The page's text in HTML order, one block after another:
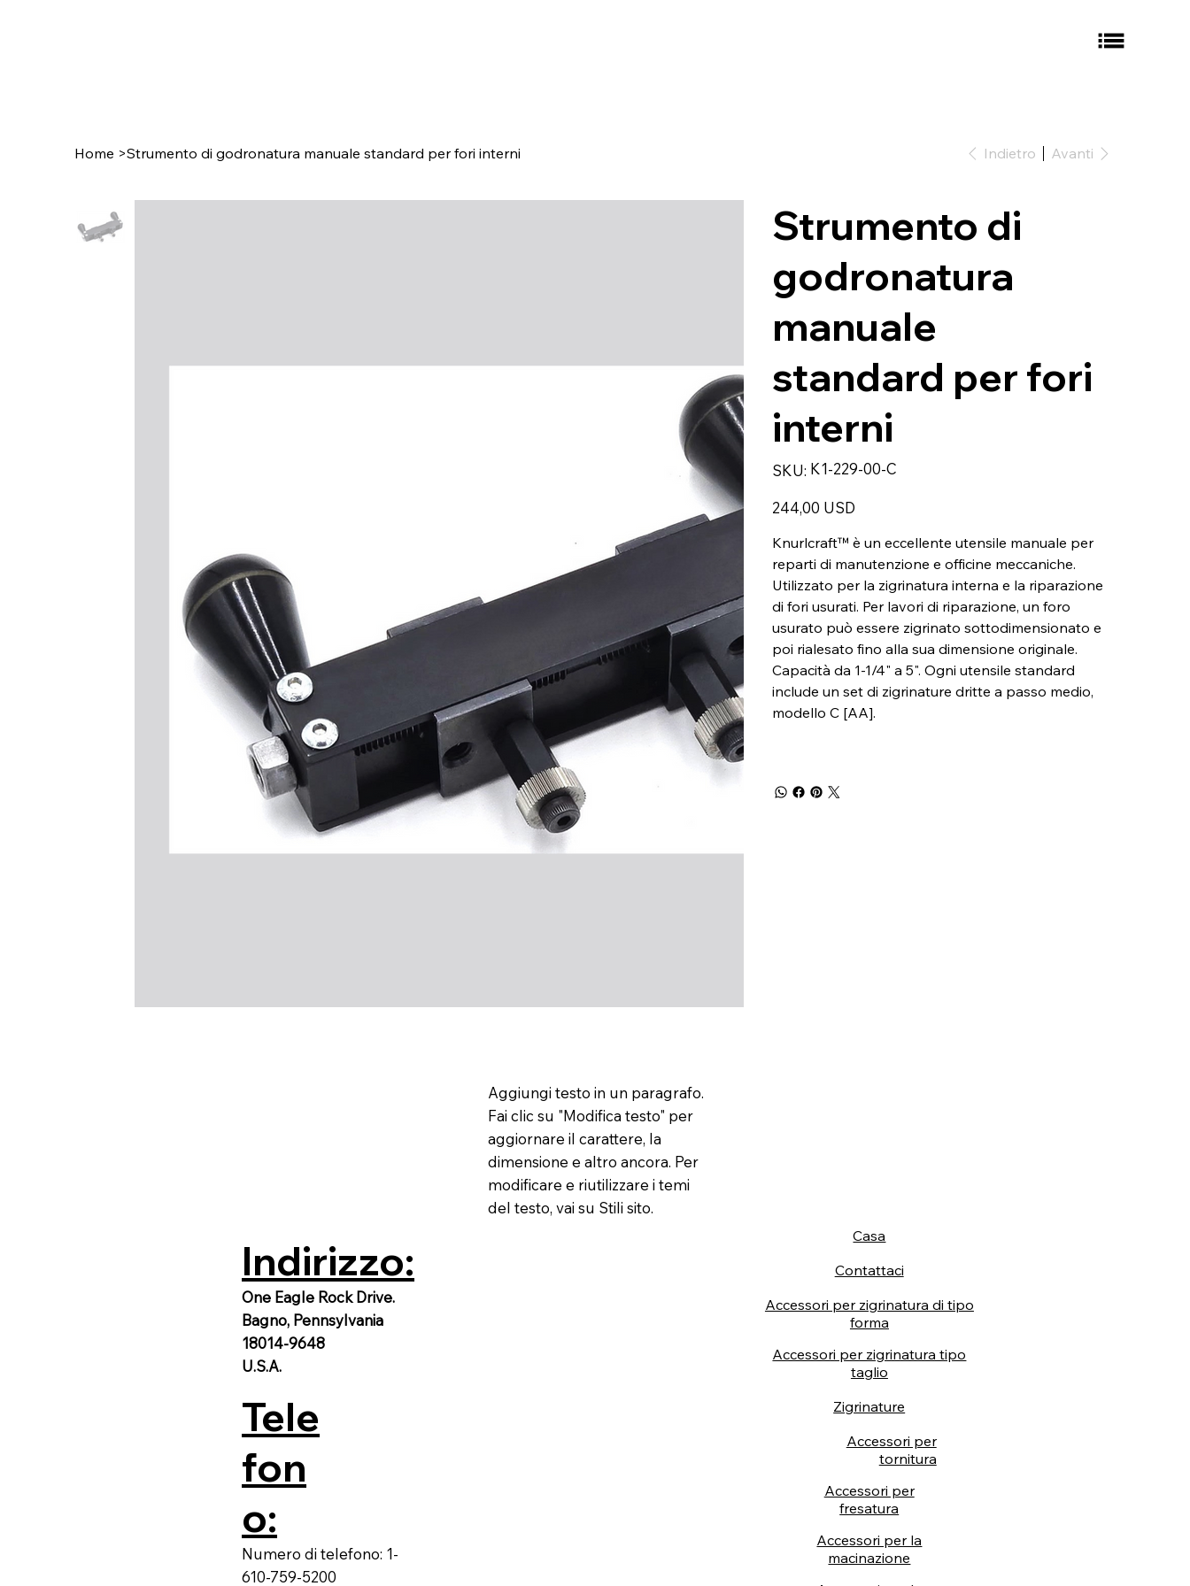
Home >Strumento di godronatura manuale standard per fori interni Indietro Avanti
Strumento di
godronatura
manuale
standard per fori
interni
SKU: SKU
K1-
C
K1-229-00-C
Prezzo
244,00 USD
Knurlcraft™ è un eccellente utensile manuale per
reparti di manutenzione e officine meccaniche.
Utilizzato per la zigrinatura interna e la riparazione
di fori usurati. Per lavori di riparazione, un foro
usurato può essere zigrinato sottodimensionato e
poi rialesato fino alla sua dimensione originale.
Capacità da 1-1/4" a 5". Ogni utensile standard
include un set di zigrinature dritte a passo medio,
modello C [AA].
Aggiungi testo in un paragrafo.
Fai clic su "Modifica testo" per
aggiornare il carattere, la
dimensione e altro ancora. Per
modificare e riutilizzare i temi
del testo, vai su Stili sito.
Indirizzo:
One Eagle Rock Drive.
Bagno, Pennsylvania
18014-9648
U.S.A.
Tele
fon
o:
Numero di telefono: 1-
610-759-5200
Casa
Contattaci
Accessori per zigrinatura di tipo
forma
Accessori per zigrinatura tipo
taglio
Zigrinature
Accessori per
tornitura
Accessori per
fresatura
Accessori per la
macinazione